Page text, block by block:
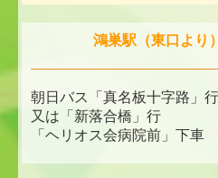
鴻巣駅（東口より
朝日バス「真名板十字路」行
又は「新落合橋」行
「ヘリオス会病院前」下車